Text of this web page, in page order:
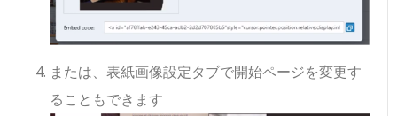
または、表紙画像設定タブで開始ページを変更す
ることもできます